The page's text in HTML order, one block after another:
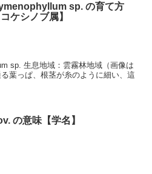
sp. の育て方
コケシノブ属】
sp. 生息地域：雲霧林地域（画像は
葉っぱ、根茎が糸のように細い、這
の意味【学名】